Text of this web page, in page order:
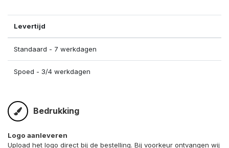
Levertijd
Standaard - 7 werkdagen
Spoed - 3/4 werkdagen
Bedrukking
Logo aanleveren
Upload het logo direct bij de bestelling. Bij voorkeur ontvangen wij